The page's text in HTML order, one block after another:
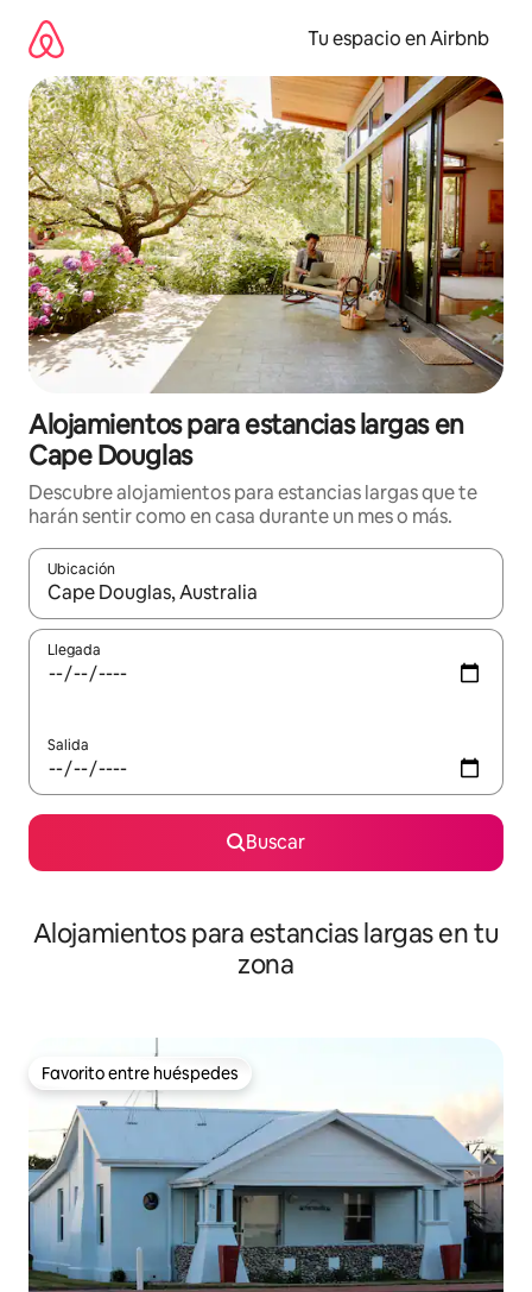
contenido
Tu espacio en Airbnb
Alojamientos para estancias largas en
Cape Douglas
Descubre alojamientos para estancias largas que te
harán sentir como en casa durante un mes o más.
Ubicación
Cuando los resultados estén disponibles, podrás navegar
Llegada
Salida
Buscar
Alojamientos para estancias largas en tu
zona
Favorito entre huéspedes
Favorito entre huéspedes